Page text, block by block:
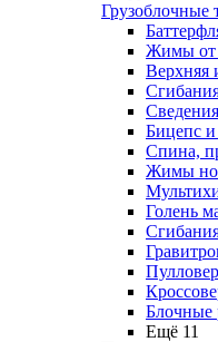
Грузоблочные
Жимы от
Верхняя
Бицепс
Спина,
Жимы
Голень
Блочные
Ещё 11